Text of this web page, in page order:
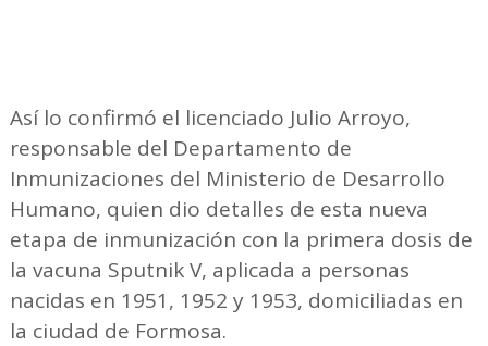
Así lo confirmó el licenciado Julio Arroyo,
responsable del Departamento de
Inmunizaciones del Ministerio de Desarrollo
Humano, quien dio detalles de esta nueva
etapa de inmunización con la primera dosis de
la vacuna Sputnik V, aplicada a personas
nacidas en 1951, 1952 y 1953, domiciliadas en
la ciudad de Formosa.